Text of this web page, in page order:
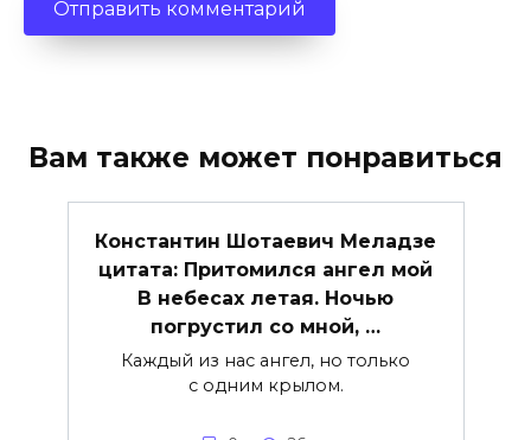
Вам также может понравиться
Константин Шотаевич Меладзе
цитата: Притомился ангел мой
В небесах летая. Ночью
погрустил со мной, …
Каждый из нас ангел, но только
с одним крылом.